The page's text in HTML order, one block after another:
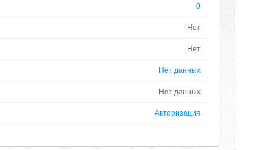
0
Нет
Нет
Нет данных
Нет данных
Авторизация